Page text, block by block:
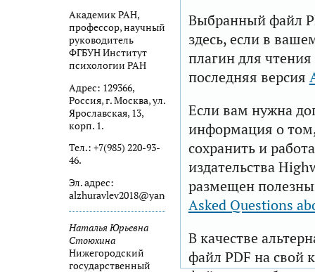
Академик РАН,
профессор, научный
руководитель
ФГБУН Институт
психологии РАН
Адрес: 129366,
Россия, г. Москва, ул.
Ярославская, 13,
корп. 1.
Тел.: +7(985) 220-93-
46.
Эл. адрес:
alzhuravlev2018@yandex.ru
Наталья Юрьевна
Стоюхина
Нижегородский
государственный
Выбранный файл
здесь, если в
плагин для
последняя версия
Если вам нужна
информация о том,
сохранить и
издательства
размещен
Asked Questions
В качестве
файл PDF на свой